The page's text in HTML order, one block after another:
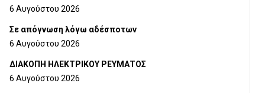
6 Αυγούστου 2026
Σε απόγνωση λόγω αδέσποτων
6 Αυγούστου 2026
ΔΙΑΚΟΠΗ ΗΛΕΚΤΡΙΚΟΥ ΡΕΥΜΑΤΟΣ
6 Αυγούστου 2026